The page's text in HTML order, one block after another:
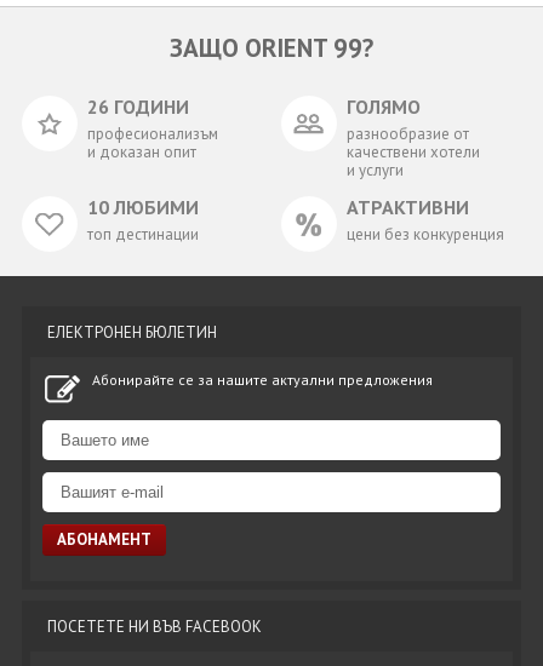
ЗАЩО ORIENT 99?
26 ГОДИНИ
професионализъм
и доказан опит
ГОЛЯМО
разнообразие от
качествени хотели
и услуги
10 ЛЮБИМИ
топ дестинации
АТРАКТИВНИ
цени без конкуренция
ЕЛЕКТРОНЕН БЮЛЕТИН
Абонирайте се за нашите актуални предложения
ПОСЕТЕТЕ НИ ВЪВ FACEBOOK